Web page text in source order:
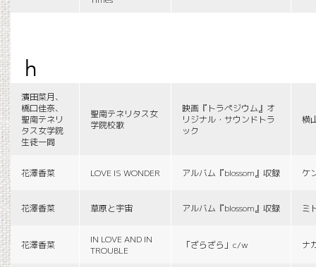
h
濱田菜月、
橋口佳奈、
聖南テネリ
タス女学院
生徒一同
聖南テネリタス女
学院校歌
映画『トラペジウム』オ
リジナル・サウンドトラ
ック
横
花澤香菜 LOVE IS WONDER アルバム『blossom』収録 ケ
花澤香菜 草原と宇宙 アルバム『blossom』収録 ミ
花澤香菜
IN LOVE AND IN
TROUBLE
「ざらざら」c/w ナ